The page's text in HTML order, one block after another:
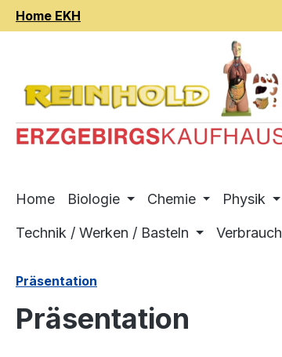
Hauptinhalt springen
Zur Suche springen
Zur Hauptnavigation springen
Home EKH
Home Biologie Chemie Physik
Technik / Werken / Basteln Verbrauch
Präsentation
Präsentation